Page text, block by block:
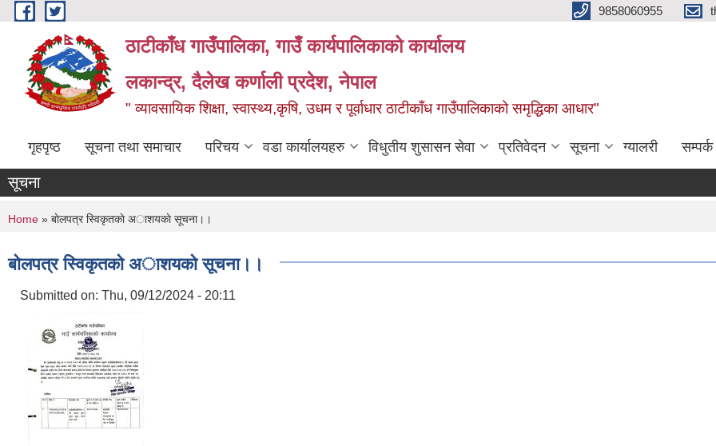
Skip to main content 9858060955
ठाटीकाँध गाउँपालिका, गाउँ कार्यपालिकाको कार्यालय
लकान्द्र, दैलेख कर्णाली प्रदेश, नेपाल
" व्यावसायिक शिक्षा, स्वास्थ्य,कृषि, उधम र पूर्वाधार ठाटीकाँध गाउँपालिकाको समृद्धिका आधार"
गृहपृष्ठ सूचना तथा समाचार परिचय वडा कार्यालयहरु विधुतीय शुसासन सेवा प्रतिवेदन सूचना ग्यालरी सम्पर्क
सूचना
You are here
Home » बाेलपत्र स्विकृतकाे अाशयकाे सूचना।।
बाेलपत्र स्विकृतकाे अाशयकाे सूचना।।
Submitted on: Thu, 09/12/2024 - 20:11